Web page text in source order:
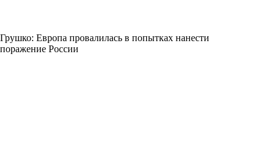
Грушко: Европа провалилась в попытках нанести
поражение России